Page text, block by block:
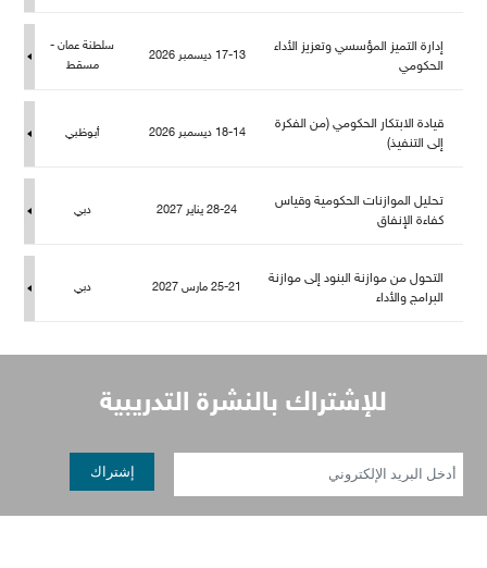
إدارة التميز المؤسسي وتعزيز الأداء
الحكومي
17-13 ديسمبر 2026
سلطنة عمان -
سقط
قيادة الابتكار الحكومي (من الفكرة
إلى التنفيذ)
18-14 ديسمبر 2026 أبوظبي
تحليل الموازنات الحكومية وقياس
كفاءة الإنفاق
28-24 يناير 2027 دبي
التحول من موازنة البنود إلى موازنة
البرامج والأداء
25-21 مارس 2027 دبي
إشتراك بالنشرة التدريبية